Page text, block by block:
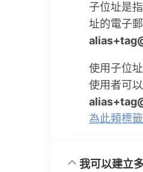
子位址是
址的電子
使用子位
使用者可
為此類標
我可以建立